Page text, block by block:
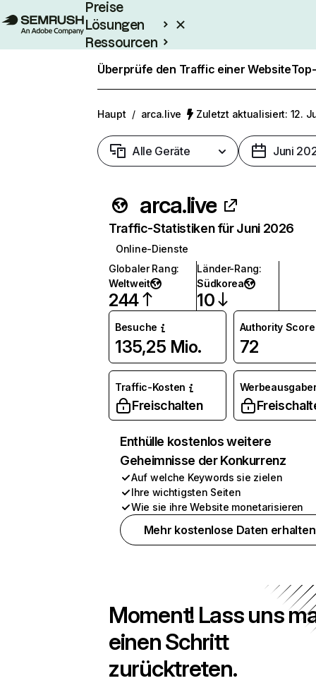
Preise
Lösungen
Ressourcen
Enterprise
Überprüfe den Traffic einer Website
Haupt / arca.live Zuletzt aktualisiert: 12.
Alle Geräte Juni
arca.live
Traffic-Statistiken für Juni 2026
Online-Dienste
Globaler Rang:
Weltweit
244
Länder-Rang:
Südkorea
10
Besuche
135,25 Mio.
Authority Score
72
Traffic-Kosten
Freischalten
Enthülle kostenlos weitere
Geheimnisse der Konkurrenz
Auf welche Keywords sie zielen
Ihre wichtigsten Seiten
Wie sie ihre Website monetarisieren
Mehr kostenlose Daten erhalten
Moment! Lass uns
einen Schritt
zurücktreten.